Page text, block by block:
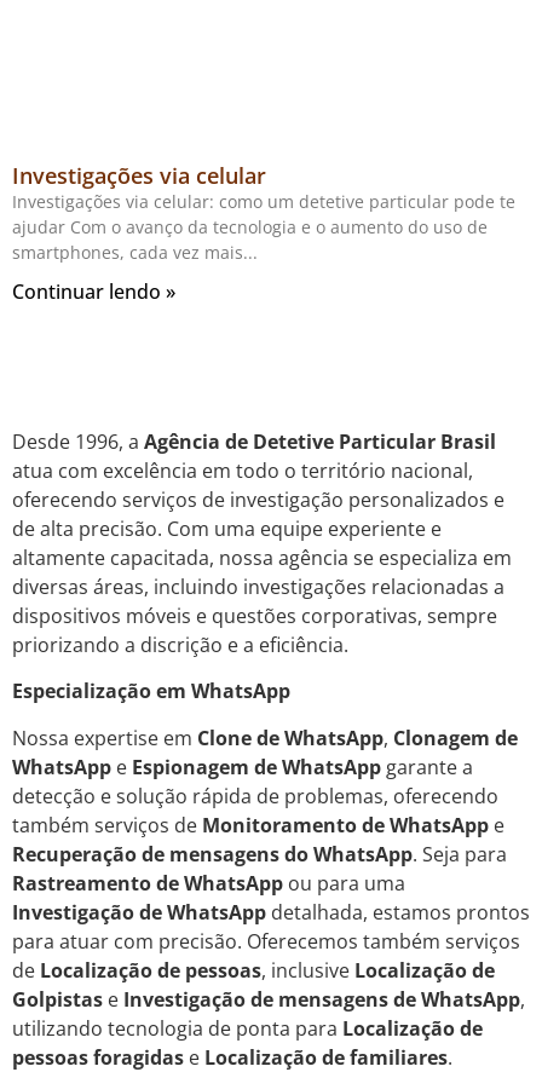
Investigações via celular
Investigações via celular: como um detetive particular pode te
ajudar Com o avanço da tecnologia e o aumento do uso de
smartphones, cada vez mais
Continuar lendo »
Desde 1996, a Agência de Detetive Particular Brasil
atua com excelência em todo o território nacional,
oferecendo serviços de investigação personalizados e
de alta precisão. Com uma equipe experiente e
altamente capacitada, nossa agência se especializa em
diversas áreas, incluindo investigações relacionadas a
dispositivos móveis e questões corporativas, sempre
priorizando a discrição e a eficiência.
Especialização em WhatsApp
Nossa expertise em Clone de WhatsApp, Clonagem de
WhatsApp e Espionagem de WhatsApp garante a
detecção e solução rápida de problemas, oferecendo
também serviços de Monitoramento de WhatsApp e
Recuperação de mensagens do WhatsApp. Seja para
Rastreamento de WhatsApp ou para uma
Investigação de WhatsApp detalhada, estamos prontos
para atuar com precisão. Oferecemos também serviços
de Localização de pessoas, inclusive Localização de
Golpistas e Investigação de mensagens de WhatsApp,
utilizando tecnologia de ponta para Localização de
pessoas foragidas e Localização de familiares.